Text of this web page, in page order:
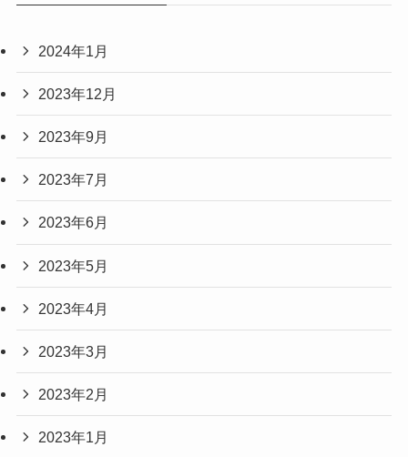
2024年1月
2023年12月
2023年9月
2023年7月
2023年6月
2023年5月
2023年4月
2023年3月
2023年2月
2023年1月